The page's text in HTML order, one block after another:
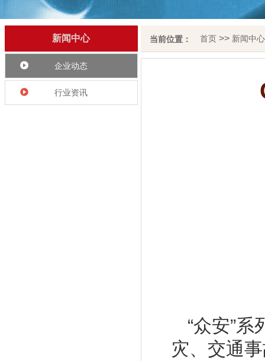
新闻中心
企业动态
行业资讯
当前位置： 首页 >> 新闻中心
“众安”
灾、交通